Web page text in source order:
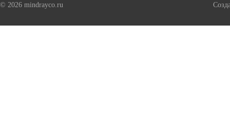
© 2026 mindrayco.ru